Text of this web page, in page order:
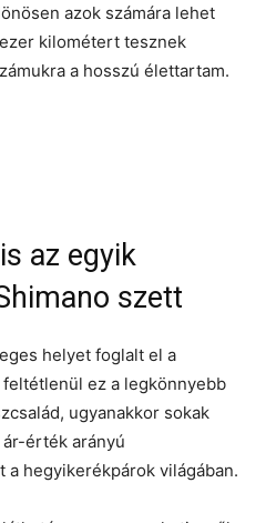
azok számára lehet
kilométert tesznek
a hosszú élettartam.
az egyik
szett
helyet foglalt el a
ez a legkönnyebb
ugyanakkor sokak
érték arányú
a hegyikerékpárok világában.